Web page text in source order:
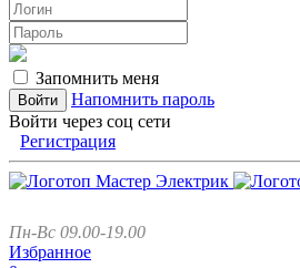
Запомнить меня
Напомнить пароль
Войти через соц сети
Регистрация
Пн-Вс 09.00-19.00
Избранное